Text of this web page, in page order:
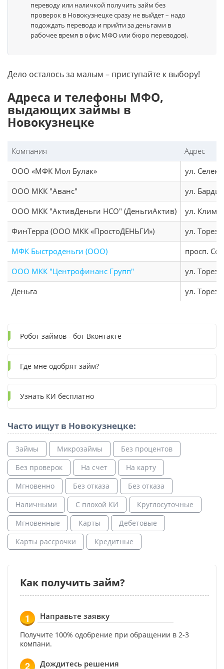
переводу или наличкой получить займ без
проверок в Новокузнецке сразу не выйдет – надо
подождать перевода и прийти за деньгами в
рабочее время в офис МФО или бюро переводов).
Дело осталось за малым – приступайте к выбору!
Адреса и телефоны МФО,
выдающих займы в
Новокузнецке
Компания
Адрес
ООО «МФК Мол Булак»
ул.
ООО МКК "Аванс"
ул.
ООО МКК "АктивДеньги НСО" (ДеньгиАктив)
ул.
ФинТерра (ООО МКК «ПростоДЕНЬГИ»)
ул.
МФК Быстроденьги (ООО)
просп.
ООО МКК "Центрофинанс Групп"
ул.
Деньга
ул.
Робот займов - бот Вконтакте
Где мне одобрят займ?
Узнать КИ бесплатно
Часто ищут в Новокузнецке:
Займы Микрозаймы
Без процентов
Без проверок
На счет
На карту
Мгновенно
Без отказа
Без отказа
Наличными
С плохой КИ
Круглосуточные
Мгновенные
Карты
Дебетовые
Карты рассрочки
Кредитные
Как получить займ?
1 Направьте заявку
Получите 100% одобрение при обращении в 2-3
компани.
2 Дождитесь решения